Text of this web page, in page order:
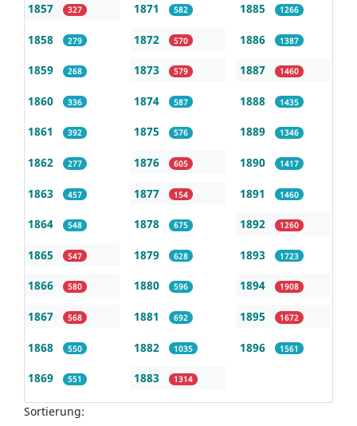
1857 327
1858 279
1859 268
1860 336
1861 392
1862 277
1863 457
1864 548
1865 547
1866 580
1867 568
1868 550
1869 551
1871 582
1872 570
1873 579
1874 587
1875 576
1876 605
1877 154
1878 675
1879 628
1880 596
1881 692
1882 1035
1883 1314
1885 1266
1886 1387
1887 1460
1888 1435
1889 1346
1890 1417
1891 1460
1892 1260
1893 1723
1894 1908
1895 1672
1896 1561
Sortierung: